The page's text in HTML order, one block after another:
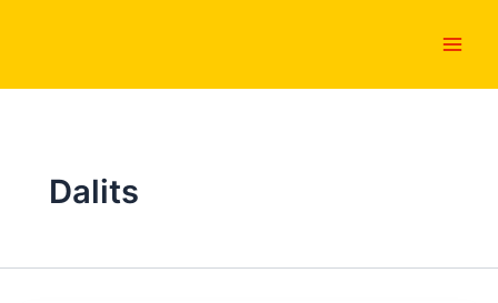
Dalits